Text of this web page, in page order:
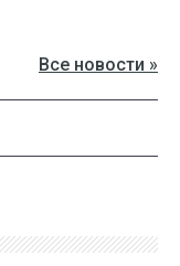
Все новости »